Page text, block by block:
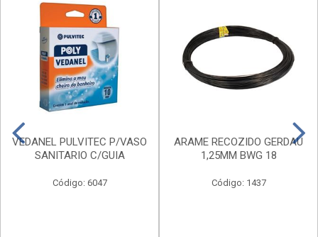
VEDANEL PULVITEC P/VASO
SANITARIO C/GUIA
Código: 6047
ARAME RECOZIDO GERDAU
1,25MM BWG 18
Código: 1437